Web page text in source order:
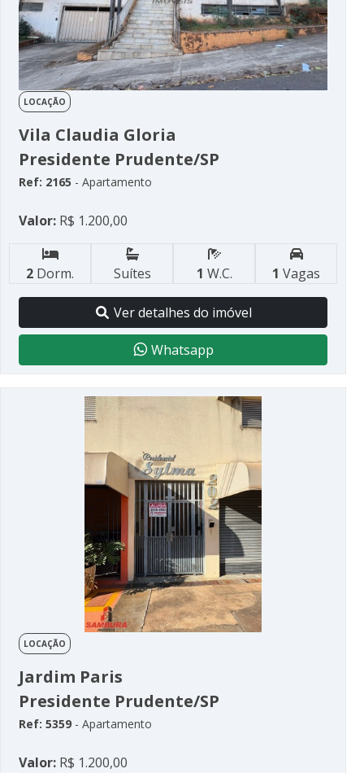
LOCAÇÃO
Vila Claudia Gloria
Presidente Prudente/SP
Ref: 2165 - Apartamento
Valor: R$ 1.200,00
2 Dorm. Suítes 1 W.C. 1 Vagas
Ver detalhes do imóvel
Whatsapp
LOCAÇÃO
Jardim Paris
Presidente Prudente/SP
Ref: 5359 - Apartamento
Valor: R$ 1.200,00